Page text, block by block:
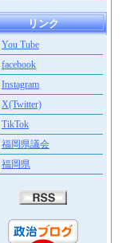
リンク
You Tube
facebook
Instagram
X(Twitter)
TikTok
福岡県議会
福岡県